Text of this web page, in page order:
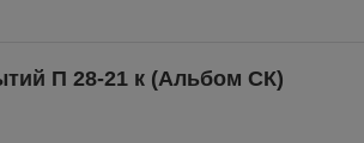
П 28-21 к (Альбом СК)